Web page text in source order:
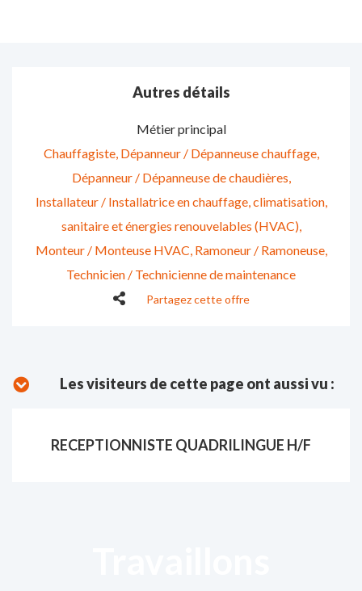
Autres détails
Métier principal
Chauffagiste Dépanneur / Dépanneuse chauffage
Dépanneur / Dépanneuse de chaudières
Installateur / Installatrice en chauffage, climatisation,
sanitaire et énergies renouvelables (HVAC)
Monteur / Monteuse HVAC Ramoneur / Ramoneuse
Technicien / Technicienne de maintenance
Partagez cette offre
Les visiteurs de cette page ont aussi vu :
RECEPTIONNISTE QUADRILINGUE H/F